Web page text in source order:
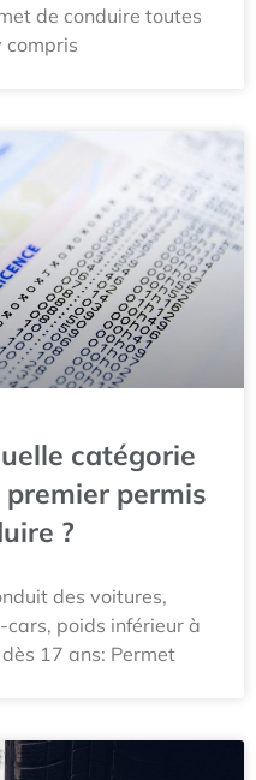
de conduire toutes
compris
catégorie
permis
?
des voitures,
poids inférieur à
17 ans: Permet